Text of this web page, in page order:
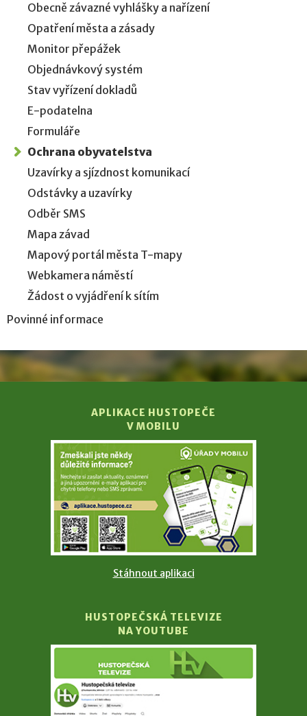
Obecně závazné vyhlášky a nařízení
Opatření města a zásady
Monitor přepážek
Objednávkový systém
Stav vyřízení dokladů
E-podatelna
Formuláře
Ochrana obyvatelstva
Uzavírky a sjízdnost komunikací
Odstávky a uzavírky
Odběr SMS
Mapa závad
Mapový portál města T-mapy
Webkamera náměstí
Žádost o vyjádření k sítím
Povinné informace
APLIKACE HUSTOPEČE
V MOBILU
Stáhnout aplikaci
HUSTOPEČSKÁ TELEVIZE
NA YOUTUBE